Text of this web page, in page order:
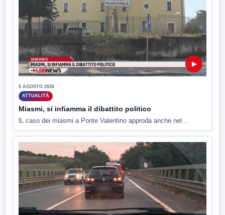
▶
5 AGOSTO 2026
ATTUALITÀ
Miasmi, si infiamma il dibattito politico
lL caso dei miasmi a Ponte Valentino approda anche nel...